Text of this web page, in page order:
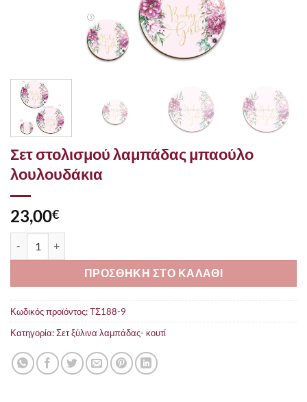
Σετ στολισμού λαμπάδας μπαούλο
λουλουδάκια
23,00€
ΠΡΟΣΘΗΚΗ ΣΤΟ ΚΑΛΑΘΙ
Κωδικός προϊόντος:ΤΣ188-9
Κατηγορία:Σετ ξύλινα λαμπάδας- κουτί